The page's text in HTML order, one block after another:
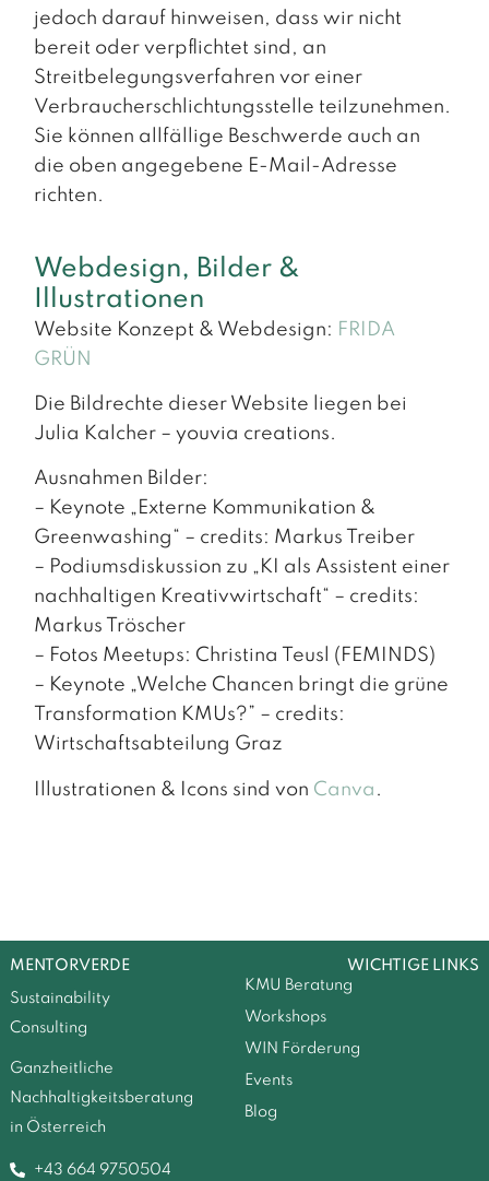
jedoch darauf hinweisen, dass wir nicht
bereit oder verpflichtet sind, an
Streitbelegungsverfahren vor einer
Verbraucherschlichtungsstelle teilzunehmen.
Sie können allfällige Beschwerde auch an
die oben angegebene E-Mail-Adresse
richten.
Webdesign, Bilder &
Illustrationen
Website Konzept & Webdesign: FRIDA
GRÜN
Die Bildrechte dieser Website liegen bei
Julia Kalcher – youvia creations.
Ausnahmen Bilder:
– Keynote „Externe Kommunikation &
Greenwashing“ – credits: Markus Treiber
– Podiumsdiskussion zu „KI als Assistent einer
nachhaltigen Kreativwirtschaft“ – credits:
Markus Tröscher
– Fotos Meetups: Christina Teusl (FEMINDS)
– Keynote „Welche Chancen bringt die grüne
Transformation KMUs?” – credits:
Wirtschaftsabteilung Graz
Illustrationen & Icons sind von Canva .
MENTORVERDE
Sustainability
Consulting
Ganzheitliche
Nachhaltigkeitsberatung
in Österreich
+43 664 9750504
WICHTIGE LINKS
KMU Beratung
Workshops
WIN Förderung
Events
Blog